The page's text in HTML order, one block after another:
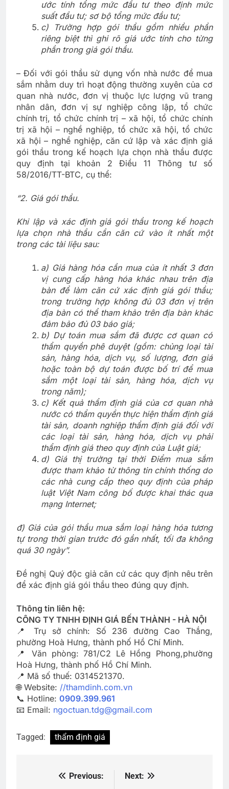
ước tính tổng mức đầu tư theo định mức
suất đầu tư; sơ bộ tổng mức đầu tư;
c) Trường hợp gói thầu gồm nhiều phần
riêng biệt thì ghi rõ giá ước tính cho từng
phần trong giá gói thầu.
– Đối với gói thầu sử dụng vốn nhà nước để mua
sắm nhằm duy trì hoạt động thường xuyên của cơ
quan nhà nước, đơn vị thuộc lực lượng vũ trang
nhân dân, đơn vị sự nghiệp công lập, tổ chức
chính trị, tổ chức chính trị – xã hội, tổ chức chính
trị xã hội – nghề nghiệp, tổ chức xã hội, tổ chức
xã hội – nghề nghiệp, căn cứ lập và xác định giá
gói thầu trong kế hoạch lựa chọn nhà thầu được
quy định tại khoản 2 Điều 11 Thông tư số
58/2016/TT-BTC, cụ thể:
“2. Giá gói thầu.
Khi lập và xác định giá gói thầu trong kế hoạch
lựa chọn nhà thầu cần căn cứ vào ít nhất một
trong các tài liệu sau:
a) Giá hàng hóa cần mua của ít nhất 3 đơn
vị cung cấp hàng hóa khác nhau trên địa
bàn để làm căn cứ xác định giá gói thầu;
trong trường hợp không đủ 03 đơn vị trên
địa bàn có thể tham khảo trên địa bàn khác
đảm bảo đủ 03 báo giá;
b) Dự toán mua sắm đã được cơ quan có
thẩm quyền phê duyệt (gồm: chủng loại tài
sản, hàng hóa, dịch vụ, số lượng, đơn giá
hoặc toàn bộ dự toán được bố trí để mua
sắm một loại tài sản, hàng hóa, dịch vụ
trong năm);
c) Kết quả thẩm định giá của cơ quan nhà
nước có thẩm quyền thực hiện thẩm định giá
tài sản, doanh nghiệp thẩm định giá đối với
các loại tài sản, hàng hóa, dịch vụ phải
thẩm định giá theo quy định của Luật giá;
d) Giá thị trường tại thời Điểm mua sắm
được tham khảo từ thông tin chính thống do
các nhà cung cấp theo quy định của pháp
luật Việt Nam công bố được khai thác qua
mạng Internet;
đ) Giá của gói thầu mua sắm loại hàng hóa tương
tự trong thời gian trước đó gần nhất, tối đa không
quá 30 ngày”.
Đề nghị Quý độc giả căn cứ các quy định nêu trên
để xác định giá gói thầu theo đúng quy định.
Thông tin liên hệ:
CÔNG TY TNHH ĐỊNH GIÁ BẾN THÀNH - HÀ NỘI
📍 Trụ sở chính: Số 236 đường Cao Thắng,
phường Hoà Hưng, thành phố Hồ Chí Minh.
📍 Văn phòng: 781/C2 Lê Hồng Phong,phường
Hoà Hưng, thành phố Hồ Chí Minh.
📍 Mã số thuế: 0314521370.
🌐 Website: //thamdinh.com.vn
📞 Hotline: 0909.399.961
📧 Email: ngoctuan.tdg@gmail.com
Tagged: thẩm định giá
Previous: Next: